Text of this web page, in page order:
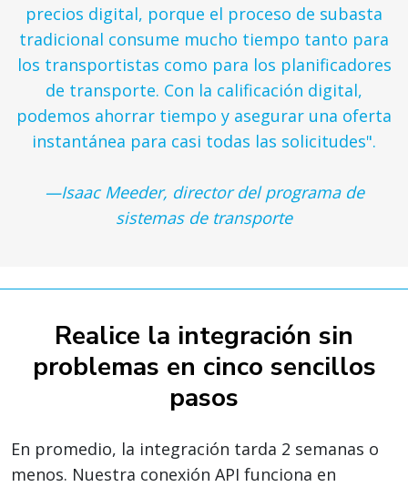
precios digital, porque el proceso de subasta
tradicional consume mucho tiempo tanto para
los transportistas como para los planificadores
de transporte. Con la calificación digital,
podemos ahorrar tiempo y asegurar una oferta
instantánea para casi todas las solicitudes".
—Isaac Meeder, director del programa de
sistemas de transporte
Realice la integración sin
problemas en cinco sencillos
pasos
En promedio, la integración tarda 2 semanas o
menos. Nuestra conexión API funciona en